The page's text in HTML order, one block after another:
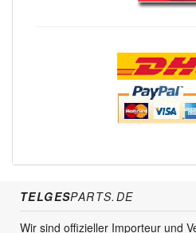
TELGESPARTS.DE
Wir sind offizieller Importeur und